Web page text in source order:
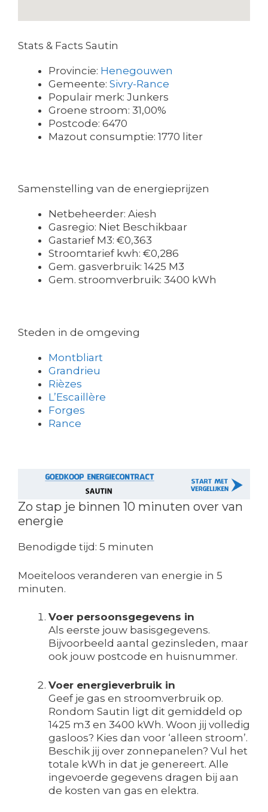
Stats & Facts Sautin
Provincie: Henegouwen
Gemeente: Sivry-Rance
Populair merk: Junkers
Groene stroom: 31,00%
Postcode: 6470
Mazout consumptie: 1770 liter
Samenstelling van de energieprijzen
Netbeheerder: Aiesh
Gasregio: Niet Beschikbaar
Gastarief M3: €0,363
Stroomtarief kwh: €0,286
Gem. gasverbruik: 1425 M3
Gem. stroomverbruik: 3400 kWh
Steden in de omgeving
Montbliart
Grandrieu
Rièzes
L’Escaillère
Forges
Rance
Zo stap je binnen 10 minuten over van
energie
Benodigde tijd: 5 minuten
Moeiteloos veranderen van energie in 5
minuten.
Voer persoonsgegevens in
Als eerste jouw basisgegevens.
Bijvoorbeeld aantal gezinsleden, maar
ook jouw postcode en huisnummer.
Voer energieverbruik in
Geef je gas en stroomverbruik op.
Rondom Sautin ligt dit gemiddeld op
1425 m3 en 3400 kWh. Woon jij volledig
gasloos? Kies dan voor ‘alleen stroom’.
Beschik jij over zonnepanelen? Vul het
totale kWh in dat je genereert. Alle
ingevoerde gegevens dragen bij aan
de kosten van gas en elektra.